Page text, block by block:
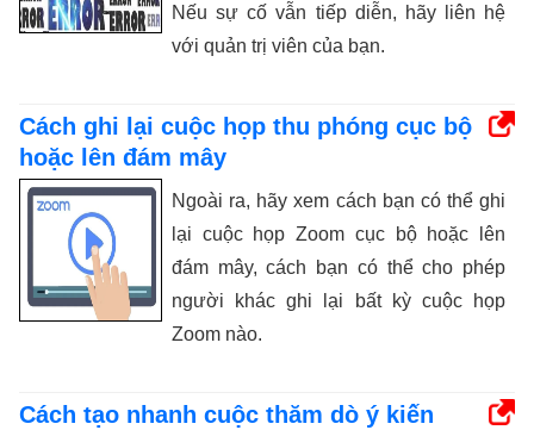
Nếu sự cố vẫn tiếp diễn, hãy liên hệ
với quản trị viên của bạn.
Cách ghi lại cuộc họp thu phóng cục bộ
hoặc lên đám mây
Ngoài ra, hãy xem cách bạn có thể ghi
lại cuộc họp Zoom cục bộ hoặc lên
đám mây, cách bạn có thể cho phép
người khác ghi lại bất kỳ cuộc họp
Zoom nào.
Cách tạo nhanh cuộc thăm dò ý kiến ​​